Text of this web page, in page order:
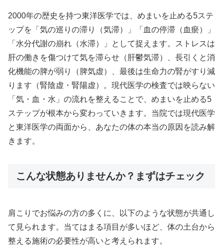
2000年の歴史を持つ東洋医学では、めまいを止める5ステ
ップを「気の巡りの滞り（気滞）」「血の停滞（血瘀）」
「水分代謝の崩れ（水滞）」として捉えます。ストレスは
肝の働きを傷つけて気を滞らせ（肝鬱気滞）、長引くと消
化機能の脾が弱り（脾気虚）、最後は生命力の腎がすり減
ります（腎陰虚・腎陽虚）。現代医学の検査では映らない
「気・血・水」の流れを整えることで、めまいを止める5
ステップが根本から変わっていきます。当院では現代医学
と東洋医学の両面から、あなたの体の本当の原因を読み解
きます。
こんな状態ありませんか？まずはチェック
肩こりでお悩みの方の多くに、以下のような状態が共通し
て見られます。当てはまる項目が多いほど、体の土台から
整える施術の必要性が高いと考えられます。